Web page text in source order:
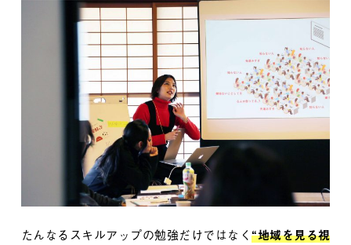
たんなるスキルアップの勉強だけではなく“地域を見る視